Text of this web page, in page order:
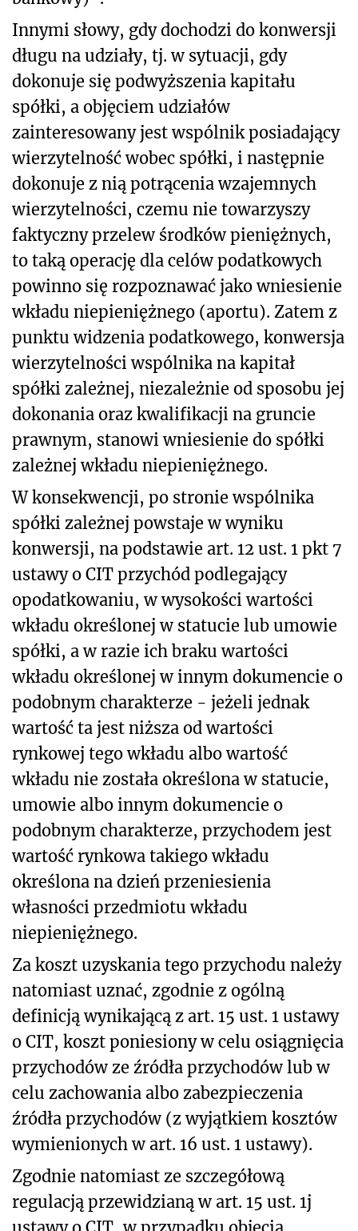
Innymi słowy, gdy dochodzi do konwersji
długu na udziały, tj. w sytuacji, gdy
dokonuje się podwyższenia kapitału
spółki, a objęciem udziałów
zainteresowany jest wspólnik posiadający
wierzytelność wobec spółki, i następnie
dokonuje z nią potrącenia wzajemnych
wierzytelności, czemu nie towarzyszy
faktyczny przelew środków pieniężnych,
to taką operację dla celów podatkowych
powinno się rozpoznawać jako wniesienie
wkładu niepieniężnego (aportu). Zatem z
punktu widzenia podatkowego, konwersja
wierzytelności wspólnika na kapitał
spółki zależnej, niezależnie od sposobu jej
dokonania oraz kwalifikacji na gruncie
prawnym, stanowi wniesienie do spółki
zależnej wkładu niepieniężnego.
W konsekwencji, po stronie wspólnika
spółki zależnej powstaje w wyniku
konwersji, na podstawie art. 12 ust. 1 pkt 7
ustawy o CIT przychód podlegający
opodatkowaniu, w wysokości wartości
wkładu określonej w statucie lub umowie
spółki, a w razie ich braku wartości
wkładu określonej w innym dokumencie o
podobnym charakterze - jeżeli jednak
wartość ta jest niższa od wartości
rynkowej tego wkładu albo wartość
wkładu nie została określona w statucie,
umowie albo innym dokumencie o
podobnym charakterze, przychodem jest
wartość rynkowa takiego wkładu
określona na dzień przeniesienia
własności przedmiotu wkładu
niepieniężnego.
Za koszt uzyskania tego przychodu należy
natomiast uznać, zgodnie z ogólną
definicją wynikającą z art. 15 ust. 1 ustawy
o CIT, koszt poniesiony w celu osiągnięcia
przychodów ze źródła przychodów lub w
celu zachowania albo zabezpieczenia
źródła przychodów (z wyjątkiem kosztów
wymienionych w art. 16 ust. 1 ustawy).
Zgodnie natomiast ze szczegółową
regulacją przewidzianą w art. 15 ust. 1j